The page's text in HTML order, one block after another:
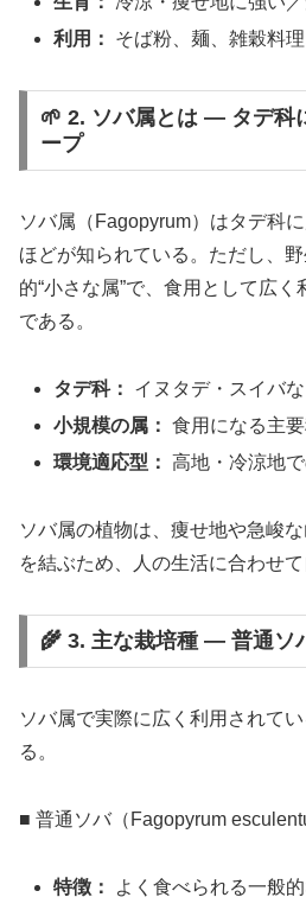
利用：
そば粉、麺、雑穀料
🌱 2. ソバ属とは ― タデ科
ープ
ソバ属（Fagopyrum）はタデ科
ほどが知られている。ただし、
的“小さな属”で、食用として広
である。
タデ科：
イヌタデ・スイバ
小規模の属： 食用になる主
環境適応型： 高地・冷涼地
ソバ属の植物は、痩せ地や急峻
を結ぶため、人の生活に合わせ
🌾 3. 主な栽培種 ― 普通ソ
ソバ属で実際に広く利用されて
る。
■ 普通ソバ（Fagopyrum
特徴： よく食べられる一般